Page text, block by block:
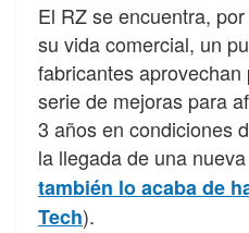
El RZ se encuentra,
su vida comercial, un
fabricantes
serie de mejoras para
3 años en condiciones
la llegada de una
también lo acaba de
Tech).